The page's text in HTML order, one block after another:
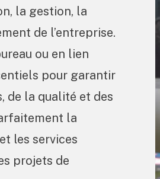
la gestion, la
de l’entreprise.
ou en lien
pour garantir
de la qualité et des
la
les services
projets de